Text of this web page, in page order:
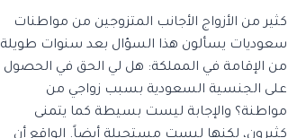
كثير من الأزواج الأجانب المتزوجين من مواطنات
سعوديات يسألون هذا السؤال بعد سنوات طويلة
من الإقامة في المملكة: هل لي الحق في الحصول
على الجنسية السعودية بسبب زواجي من
مواطنة؟ والإجابة ليست بسيطة كما يتمنى